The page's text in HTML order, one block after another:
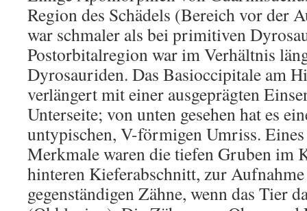
Region des Schädels (Bereich vor der
war schmaler als bei primitiven
Postorbitalregion war im Verhältnis
Dyrosauriden. Das Basioccipitale am
verlängert mit einer ausgeprägten
Unterseite; von unten gesehen hat es
untypischen, V-förmigen Umriss.
Merkmale waren die tiefen Gruben im
hinteren Kieferabschnitt, zur
gegenständigen Zähne, wenn das Tier